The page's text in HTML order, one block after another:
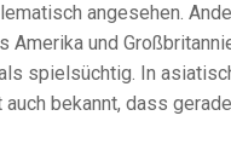
angesehen.
Amerika und
spielsüchtig. In
bekannt, dass